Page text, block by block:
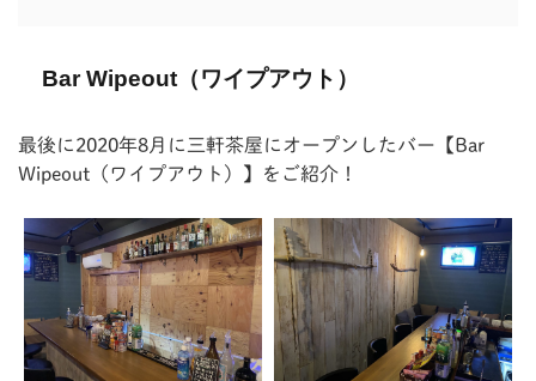
Bar Wipeout（ワイプアウト）
最後に2020年8月に三軒茶屋にオープンしたバー【Bar
Wipeout（ワイプアウト）】をご紹介！